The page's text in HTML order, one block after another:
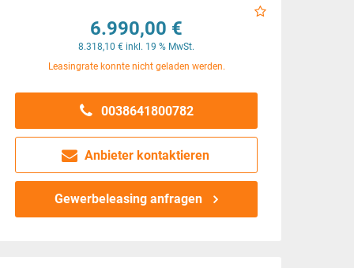
6.990,00 €
8.318,10 € inkl. 19 % MwSt.
Leasingrate konnte nicht geladen werden.
0038641800782
Anbieter kontaktieren
Gewerbeleasing anfragen